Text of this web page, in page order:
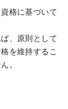
格に基づいて
、原則として
を維持するこ
。